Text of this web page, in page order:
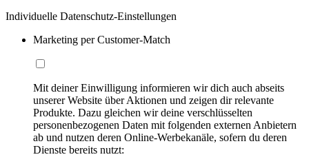
Individuelle Datenschutz-Einstellungen
Marketing per Customer-Match
Mit deiner Einwilligung informieren wir dich auch abseits
unserer Website über Aktionen und zeigen dir relevante
Produkte. Dazu gleichen wir deine verschlüsselten
personenbezogenen Daten mit folgenden externen Anbietern
ab und nutzen deren Online-Werbekanäle, sofern du deren
Dienste bereits nutzt: